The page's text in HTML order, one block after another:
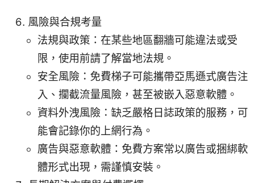
風險與合規考量
法規與政策：在某些地區翻牆可能違法或受
限，使用前請了解當地法規。
安全風險：免費梯子可能攜帶亞馬遜式廣告注
入、攔截流量風險，甚至被嵌入惡意軟體。
資料外洩風險：缺乏嚴格日誌政策的服務，可
能會記錄你的上網行為。
廣告與惡意軟體：免費方案常以廣告或捆綁軟
體形式出現，需謹慎安裝。